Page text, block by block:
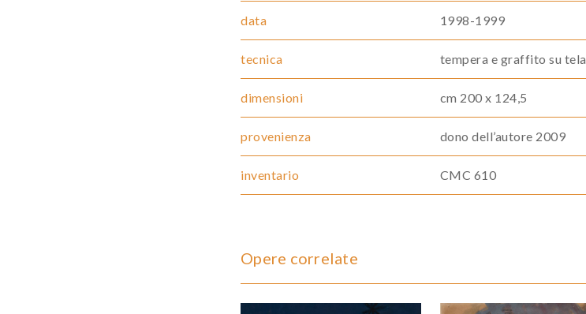
data 1998-1999
tecnica tempera e graffito su tela
dimensioni cm 200 x 124,5
provenienza dono dell’autore 2009
inventario CMC 610
Opere correlate